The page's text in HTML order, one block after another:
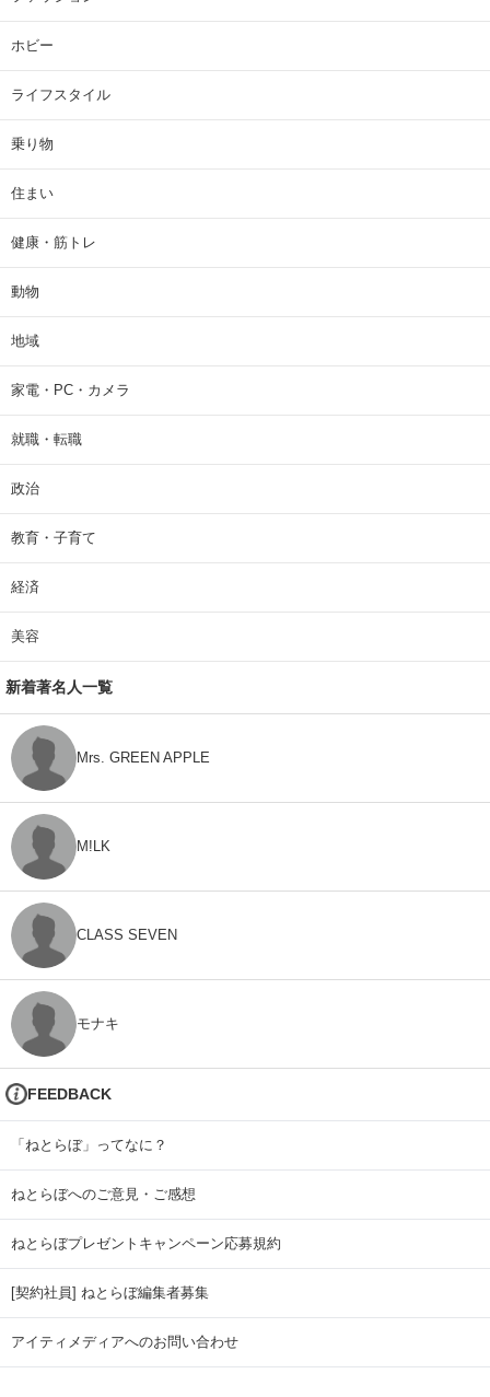
ホビー
ライフスタイル
乗り物
住まい
健康・筋トレ
動物
地域
家電・PC・カメラ
就職・転職
政治
教育・子育て
経済
美容
新着著名人一覧
Mrs. GREEN APPLE
M!LK
CLASS SEVEN
モナキ
FEEDBACK
「ねとらぼ」ってなに？
ねとらぼへのご意見・ご感想
ねとらぼプレゼントキャンペーン応募規約
[契約社員] ねとらぼ編集者募集
アイティメディアへのお問い合わせ